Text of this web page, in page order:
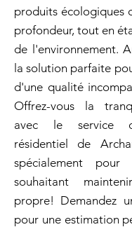
produits écologiques
profondeur, tout en
de l'environnement.
la solution parfaite
d'une qualité
Offrez-vous la
avec le service
résidentiel de
spécialement pour
souhaitant
propre! Demandez
pour une estimation